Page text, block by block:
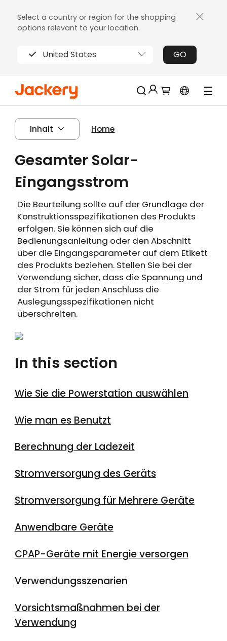
Select a country or region for the shopping
options relevant to your location.
United States GO
Limitierter!
Läuft auf Hochtouren!
Jackery-Mitgliedschaft für mehrere
Vorteile
Registrierung
Kostenloses Geschenk bei Bestellungen
über 2000€
Erhalten Sie regelmäßige Erinnerungen an
die Produktpflege
Erhalten Sie 15% Rabatt, sobald die
Garantie abgelaufen ist
Anmeldung
Benutzerkonto erstellen
Inhalt Home
Gesamter Solar-
Eingangsstrom
Die Beurteilung sollte auf der Grundlage der
Konstruktionsspezifikationen des Produkts
erfolgen. Sie können sich auf die
Bedienungsanleitung oder den Abschnitt
über die Eingangsparameter auf dem Etikett
des Produkts beziehen. Stellen Sie bei der
Verwendung sicher, dass die Spannung und
der Strom für jeden Anschluss die
Auslegungsspezifikationen nicht
überschreiten.
In this section
Wie Sie die Powerstation auswählen
Wie man es Benutzt
Berechnung der Ladezeit
Stromversorgung des Geräts
Stromversorgung für Mehrere Geräte
Anwendbare Geräte
CPAP-Geräte mit Energie versorgen
Verwendungsszenarien
Vorsichtsmaßnahmen bei der
Verwendung